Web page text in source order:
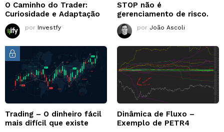
O Caminho do Trader:
Curiosidade e Adaptação
por Investfy
STOP não é
gerenciamento de risco.
por João Ascoli
Trading – O dinheiro fácil
mais difícil que existe
Dinâmica de Fluxo –
Exemplo de PETR4